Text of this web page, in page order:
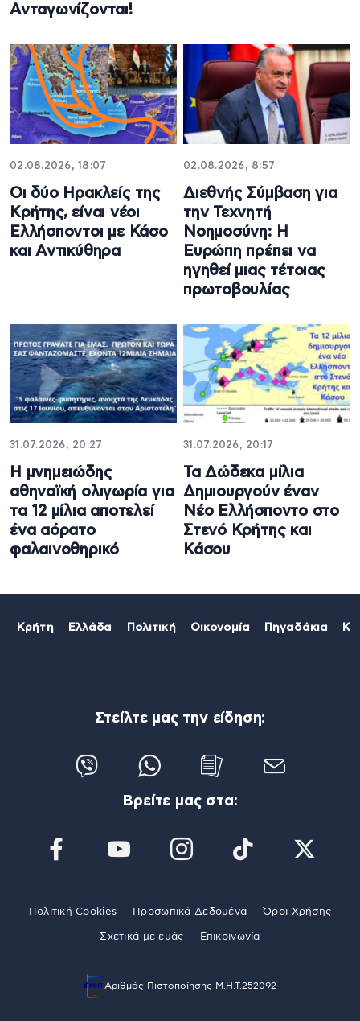
Ανταγωνίζονται!
02.08.2026, 18:07
Οι δύο Ηρακλείς της
Κρήτης, είναι νέοι
Ελλήσποντοι με Κάσο
και Αντικύθηρα
02.08.2026, 8:57
Διεθνής Σύμβαση για
την Τεχνητή
Νοημοσύνη: Η
Ευρώπη πρέπει να
ηγηθεί μιας τέτοιας
πρωτοβουλίας
31.07.2026, 20:27
Η μνημειώδης
αθηναϊκή ολιγωρία για
τα 12 μίλια αποτελεί
ένα αόρατο
φαλαινοθηρικό
31.07.2026, 20:17
Τα Δώδεκα μίλια
Δημιουργούν έναν
Νέο Ελλήσποντο στο
Στενό Κρήτης και
Κάσου
Κρήτη Ελλάδα Πολιτική Οικονομία Πηγαδάκια
Στείλτε μας την είδηση:
Βρείτε μας στα:
Πολιτική Cookies Προσωπικά Δεδομένα Όροι Χρήσης
Σχετικά με εμάς Επικοινωνία
Αριθμός Πιστοποίησης Μ.Η.Τ.252092